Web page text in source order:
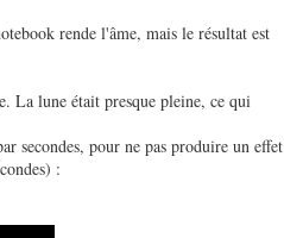
rende l'âme, mais le résultat est
La lune était presque pleine, ce qui
secondes, pour ne pas produire un effet
: